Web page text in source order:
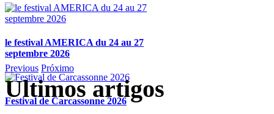
le festival AMERICA du 24 au 27
septembre 2026
Festival de Carcassonne 2026
Previous Próximo
Ultimos artigos